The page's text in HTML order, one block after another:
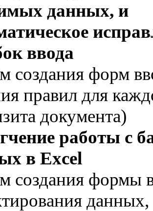
данных, и
ввода
создания форм
правил для
документа)
работы с
в Excel
создания формы
данных,